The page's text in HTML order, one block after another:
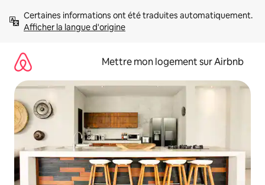
directement
Afficher la langue d'origine
Mettre mon logement sur Airbnb